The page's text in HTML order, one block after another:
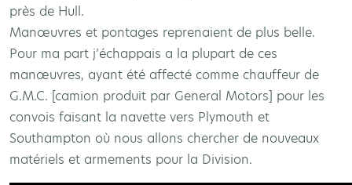
près de Hull.
Manœuvres et pontages reprenaient de plus belle.
Pour ma part j’échappais a la plupart de ces
manœuvres, ayant été affecté comme chauffeur de
G.M.C. [camion produit par General Motors] pour les
convois faisant la navette vers Plymouth et
Southampton où nous allons chercher de nouveaux
matériels et armements pour la Division.